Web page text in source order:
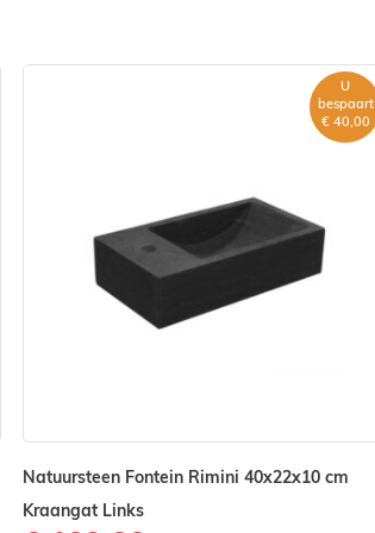
Natuursteen Fontein Rimini 40x22x10 cm
Kraangat Links
U
bespaart
€ 40,00